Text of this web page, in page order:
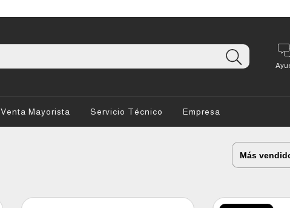
Venta Mayorista Servicio Técnico Empresa